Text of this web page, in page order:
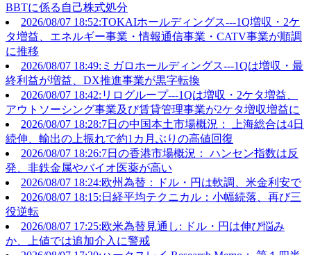
BBTに係る自己株式処分
2026/08/07 18:52:TOKAIホールディングス---1Q増収・2ケ
タ増益、エネルギー事業・情報通信事業・CATV事業が順調
に推移
2026/08/07 18:49:ミガロホールディングス---1Qは増収・最
終利益が増益、DX推進事業が黒字転換
2026/08/07 18:42:リログループ---1Qは増収・2ケタ増益、
アウトソーシング事業及び賃貸管理事業が2ケタ増収増益に
2026/08/07 18:28:7日の中国本土市場概況： 上海総合は4日
続伸、輸出の上振れで約1カ月ぶりの高値回復
2026/08/07 18:26:7日の香港市場概況： ハンセン指数は反
発、非鉄金属やバイオ医薬が高い
2026/08/07 18:24:欧州為替：ドル・円は軟調、米金利安で
2026/08/07 18:15:日経平均テクニカル：小幅続落、再び三
役逆転
2026/08/07 17:25:欧米為替見通し: ドル・円は伸び悩み
か、上値では追加介入に警戒